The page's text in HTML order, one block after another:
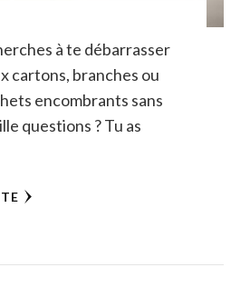
à te débarrasser
cartons, branches ou
encombrants sans
questions ? Tu as